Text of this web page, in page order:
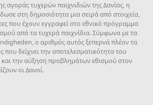
αγοράς τυχερών παιχνιδιών της Δανίας, η
στη δημοσιότητα μια σειρά από στοιχεία,
που έχουν εγγραφεί στο εθνικό πρόγραμμα
από τα τυχερά παιχνίδια. Σύμφωνα με τα
ο αριθμός αυτός ξεπερνά πλέον τα
που δείχνει την αποτελεσματικότητα του
την αύξηση προβλημάτων εθισμού στον
οι Δανοί.